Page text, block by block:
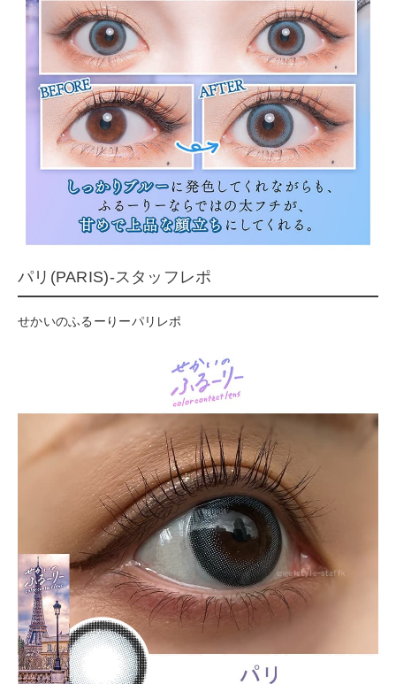
パリ(PARIS)-スタッフレポ
せかいのふるーりーパリレポ